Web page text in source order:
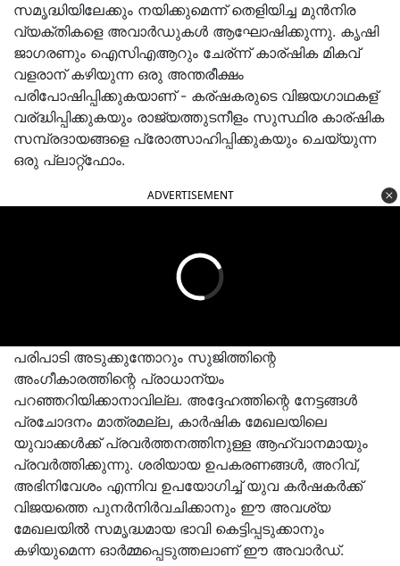
സമൃദ്ധിയിലേക്കും നയിക്കുമെന്ന് തെളിയിച്ച മുൻനിര
വ്യക്തികളെ അവാർഡുകൾ ആഘോഷിക്കുന്നു. കൃഷി
ജാഗരണും ഐസിഎആറും ചേര്ന്ന് കാര്ഷിക മികവ്
വളരാന് കഴിയുന്ന ഒരു അന്തരീക്ഷം
പരിപോഷിപ്പിക്കുകയാണ് - കര്ഷകരുടെ വിജയഗാഥകള്
വര്ദ്ധിപ്പിക്കുകയും രാജ്യത്തുടനീളം സുസ്ഥിര കാര്ഷിക
സമ്പ്രദായങ്ങളെ പ്രോത്സാഹിപ്പിക്കുകയും ചെയ്യുന്ന
ഒരു പ്ലാറ്റ്ഫോം.
ADVERTISEMENT
പരിപാടി അടുക്കുന്തോറും സുജിത്തിന്റെ
അംഗീകാരത്തിന്റെ പ്രാധാന്യം
പറഞ്ഞറിയിക്കാനാവില്ല. അദ്ദേഹത്തിന്റെ നേട്ടങ്ങൾ
പ്രചോദനം മാത്രമല്ല, കാർഷിക മേഖലയിലെ
യുവാക്കൾക്ക് പ്രവർത്തനത്തിനുള്ള ആഹ്വാനമായും
പ്രവർത്തിക്കുന്നു. ശരിയായ ഉപകരണങ്ങൾ, അറിവ്,
അഭിനിവേശം എന്നിവ ഉപയോഗിച്ച് യുവ കർഷകർക്ക്
വിജയത്തെ പുനർനിർവചിക്കാനും ഈ അവശ്യ
മേഖലയിൽ സമൃദ്ധമായ ഭാവി കെട്ടിപ്പടുക്കാനും
കഴിയുമെന്ന ഓർമ്മപ്പെടുത്തലാണ് ഈ അവാർഡ്.